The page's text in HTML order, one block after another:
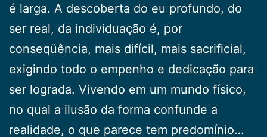
é lar­ga. A descoberta do eu profundo, do
ser real, da indivi­duação é, por
conseqüência, mais difícil, mais sacrificial,
exigindo todo o empenho e dedicação para
ser lo­grada. Vivendo em um mundo físico,
no qual a ilusão da forma confunde a
realidade, o que parece tem predo­mínio…